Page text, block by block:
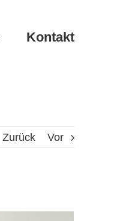
Kontakt
Zurück Vor